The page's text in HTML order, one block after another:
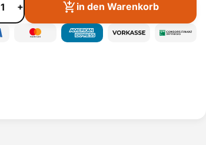
+ in den Warenkorb